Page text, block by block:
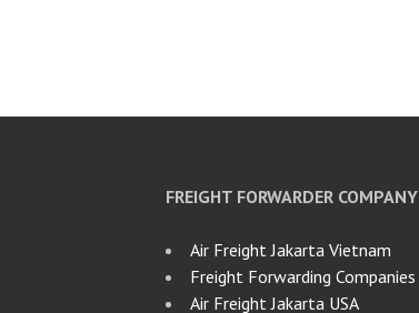
FREIGHT FORWARDER COMPANY
Air Freight Jakarta Vietnam
Freight Forwarding Companies
Air Freight Jakarta USA